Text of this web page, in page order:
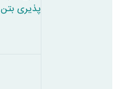
پذیری بتن